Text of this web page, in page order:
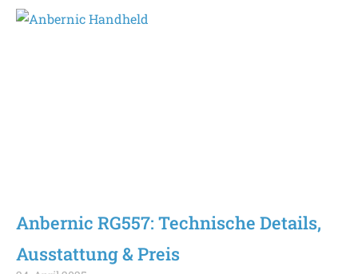
Anbernic RG557: Technische Details,
Ausstattung & Preis